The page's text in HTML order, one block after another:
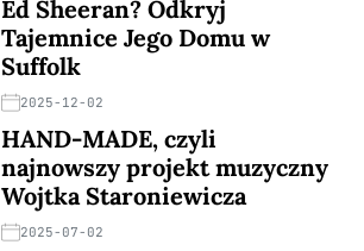
Ed Sheeran? Odkryj
Tajemnice Jego Domu w
Suffolk
2025-12-02
HAND-MADE, czyli
najnowszy projekt muzyczny
Wojtka Staroniewicza
2025-07-02